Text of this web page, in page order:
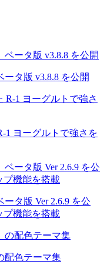
タ版 v3.8.8 を公開
1 ヨーグルトで強さを
タ版 Ver 2.6.9 を公
プ機能を搭載
配色テーマ集